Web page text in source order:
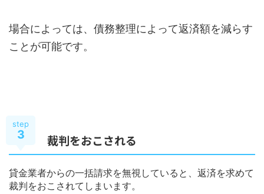
場合によっては、債務整理によって返済額を減らす
ことが可能です。
step
3 裁判をおこされる
貸金業者からの一括請求を無視していると、返済を求めて
裁判をおこされてしまいます。